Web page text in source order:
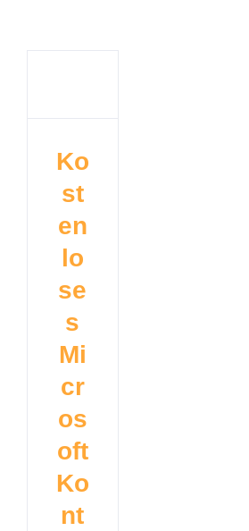
Ko
st
en
lo
se
s
Mi
cr
os
oft
Ko
nt